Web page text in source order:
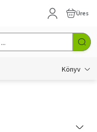
Üres
Könyv